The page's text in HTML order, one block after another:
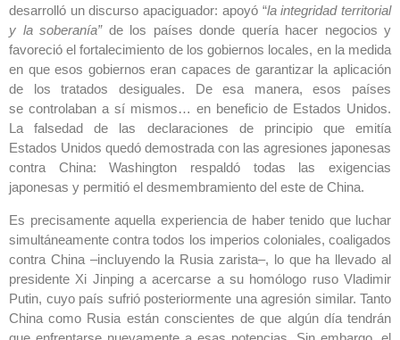
desarrolló un discurso apaciguador: apoyó “la integridad territorial
y la soberanía”‎de los países donde quería hacer negocios y
favoreció el fortalecimiento de los gobiernos locales, ‎en la medida
en que esos gobiernos eran capaces de garantizar la aplicación
de los tratados ‎desiguales. De esa manera, esos países
se controlaban a sí mismos… en beneficio de ‎Estados Unidos.
La falsedad de las declaraciones de principio que emitía
Estados Unidos quedó ‎demostrada con las agresiones japonesas
contra China: Washington respaldó todas las exigencias
‎japonesas y permitió el desmembramiento del este de China. ‎
Es precisamente aquella experiencia de haber tenido que luchar
simultáneamente contra todos los ‎imperios coloniales, coaligados
contra China –incluyendo la Rusia zarista–, lo que ha llevado al
‎presidente Xi Jinping a acercarse a su homólogo ruso Vladimir
Putin, cuyo país sufrió ‎posteriormente una agresión similar. Tanto
China como Rusia están conscientes de que algún día ‎tendrán